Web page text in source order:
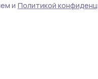
и Политикой